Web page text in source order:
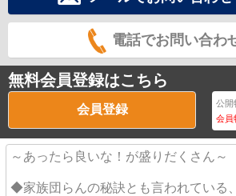
電話でお問い合わ
無料会員登録はこちら
会員登録 公開
会員
～あったら良いな！が盛りだくさん～
◆家族団らんの秘訣とも言われている